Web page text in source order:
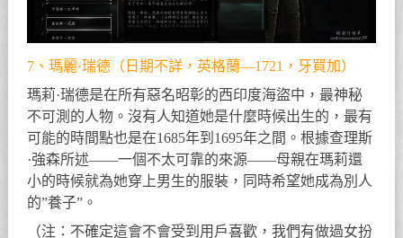
7、瑪麗·瑞德（日期不詳，英格蘭—1721，牙買加）
瑪莉·瑞德是在所有惡名昭彰的西印度海盜中，最神秘
不可測的人物。沒有人知道她是什麼時候出生的，最有
可能的時間點也是在1685年到1695年之間。根據查理斯
·強森所述——一個不太可靠的來源——母親在瑪莉還
小的時候就為她穿上男生的服裝，同時希望她成為別人
的”養子”。
（注：不確定這會不會受到用戶喜歡，我們有做過女扮